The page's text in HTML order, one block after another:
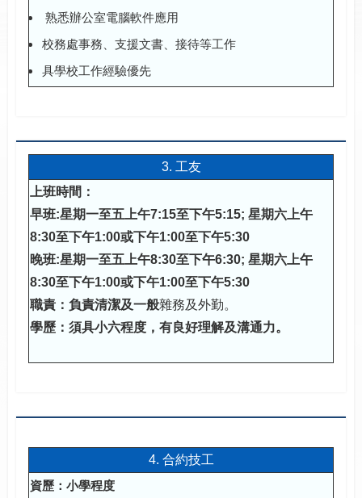
熟悉辦公室電腦軟件應用
校務處事務、支援文書、接待等工作
具學校工作經驗優先
3. 工友
上班時間：
早班:星期一至五上午7:15至下午5:15; 星期六上午
8:30至下午1:00或下午1:00至下午5:30
晚班:星期一至五上午8:30至下午6:30; 星期六上午
8:30至下午1:00或下午1:00至下午5:30
職責：負責清潔及一般雜務及外勤。
學歷：須具小六程度，有良好理解及溝通力。
4. 合約技工
資歷：小學程度